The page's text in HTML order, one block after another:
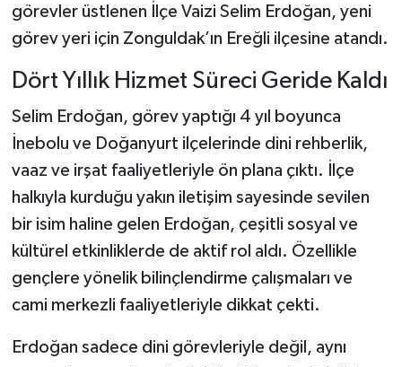
görevler üstlenen İlçe Vaizi Selim Erdoğan, yeni
görev yeri için Zonguldak’ın Ereğli ilçesine atandı.
Dört Yıllık Hizmet Süreci Geride Kaldı
Selim Erdoğan, görev yaptığı 4 yıl boyunca
İnebolu ve Doğanyurt ilçelerinde dini rehberlik,
vaaz ve irşat faaliyetleriyle ön plana çıktı. İlçe
halkıyla kurduğu yakın iletişim sayesinde sevilen
bir isim haline gelen Erdoğan, çeşitli sosyal ve
kültürel etkinliklerde de aktif rol aldı. Özellikle
gençlere yönelik bilinçlendirme çalışmaları ve
cami merkezli faaliyetleriyle dikkat çekti.
Erdoğan sadece dini görevleriyle değil, aynı
Pınarbaşı Haberleri
Şenpazar Haberleri
Seydiler Haberleri
Taşköprü Haberleri
Tosya Haberleri
Karadeniz Haberleri
Ulusal Haberler